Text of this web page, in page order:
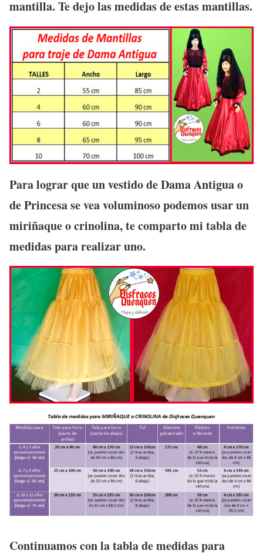
mantilla. Te dejo las medidas de estas mantillas.
Para lograr que un vestido de Dama Antigua o
de Princesa se vea voluminoso podemos usar un
miriñaque o crinolina, te comparto mi tabla de
medidas para realizar uno.
Continuamos con la tabla de medidas para